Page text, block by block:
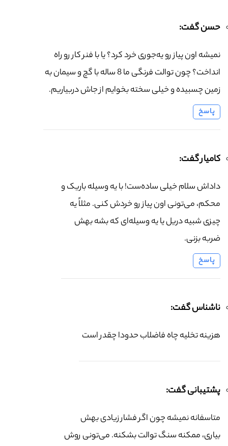
حسن گفت:
نمیشه اون پیاز رو یه‌جوری خرد کرد؟ یا با فنر کار رو راه
انداخت؟ چون توالت فرنگی ما 8 ساله با گچ و سیمان به
زمین چسبیده و خیلی سخته بخوایم از جاش دربیاریم.
پاسخ
کامیار گفت:
داداش سلام خیلی ساده‌ست! با یه وسیله باریک و
محکم، می‌تونی اون پیاز رو خردش کنی. مثلاً یه
چیزی شبیه دریل یا یه وسیله‌ای که بشه بهش
ضربه بزنی.
پاسخ
ناشناس گفت:
هزینه تخلیه چاه فاضلاب حدودا چقدر است
پشتیبانی گفت:
متاسفانه نمیشه چون اگر فشار زیادی بهش
بیاری، ممکنه سنگ توالت بشکنه. می‌تونی روش